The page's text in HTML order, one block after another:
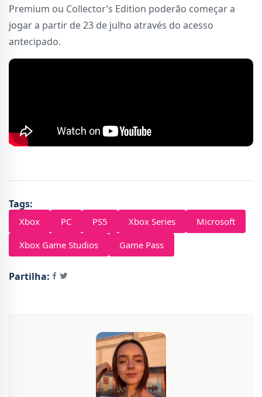
Premium ou Collector’s Edition poderão começar a
jogar a partir de 23 de julho através do acesso
antecipado.
Tags:
Xbox PC PS5 Xbox Series
Microsoft
Xbox Game Studios
Game Pass
Partilha: